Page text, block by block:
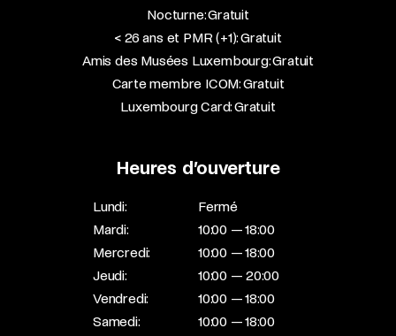
Nocturne: Gratuit
< 26 ans et PMR (+1): Gratuit
Amis des Musées Luxembourg: Gratuit
Carte membre ICOM: Gratuit
Luxembourg Card: Gratuit
Heures d’ouverture
Lundi:
Fermé
Mardi:
10:00 — 18:00
Mercredi:
10:00 — 18:00
Jeudi:
10:00 — 20:00
Vendredi:
10:00 — 18:00
Samedi:
10:00 — 18:00